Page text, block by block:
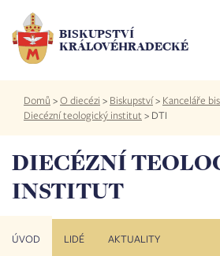
hlavnímu
obsahu
BISKUPSTVÍ
KRÁLOVÉHRADECKÉ
Drobečková
navigace
Domů >O diecézi > Biskupství> Kanceláře
Diecézní teologický institut > DTI
DIECÉZNÍ
INSTITUT
ÚVOD LIDÉ AKTUALITY